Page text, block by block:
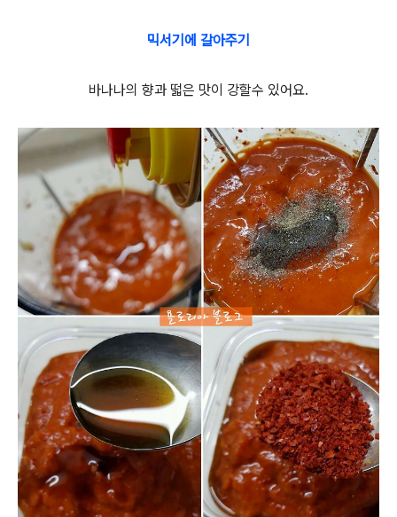
믹서기에 갈아주기
바나나의 향과 떫은 맛이 강할수 있어요.